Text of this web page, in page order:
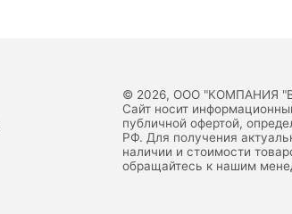
© 2026, ООО "КОМПАНИЯ
Сайт носит
публичной офертой,
РФ. Для получения
наличии и стоимости
обращайтесь к нашим